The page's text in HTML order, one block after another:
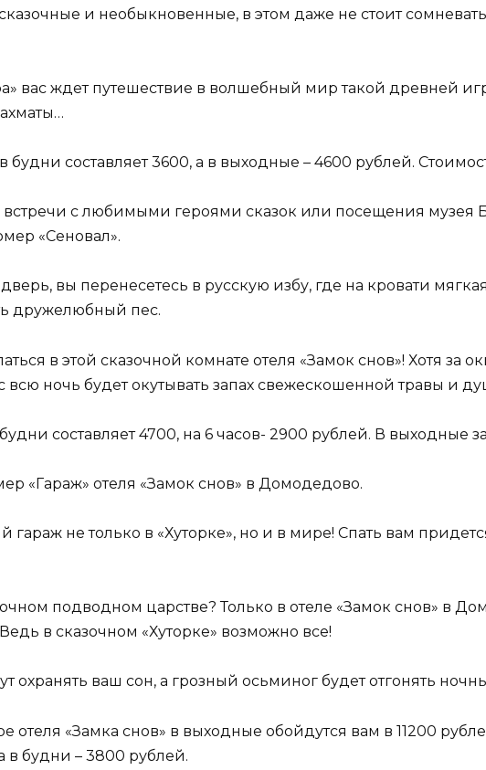
и необыкновенные, в этом даже не стоит
вас ждет путешествие в волшебный мир такой древней
будни составляет 3600, а в выходные – 4600 рублей.
встречи с любимыми героями сказок или посещения музея
«Сеновал».
дверь, вы перенесетесь в русскую избу, где на кровати
дружелюбный пес.
в этой сказочной комнате отеля «Замок снов»! Хотя за
всю ночь будет окутывать запах свежескошенной травы и
составляет 4700, на 6 часов- 2900 рублей. В выходные
«Гараж» отеля «Замок снов» в Домодедово.
гараж не только в «Хуторке», но и в мире! Спать вам
подводном царстве? Только в отеле «Замок снов» в
в сказочном «Хуторке» возможно все!
охранять ваш сон, а грозный осьминог будет отгонять
отеля «Замка снов» в выходные обойдутся вам в 11200
в будни – 3800 рублей.